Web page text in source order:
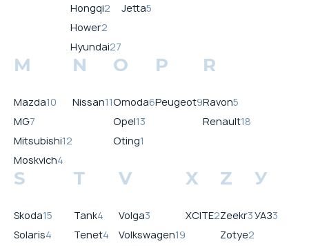
Hongqi2
Hower2
Hyundai27
Jetta5
M
Mazda10
MG7
Mitsubishi12
Moskvich4
N
Nissan11
O
Omoda6
Opel13
Oting1
P
Peugeot9
R
Ravon5
Renault18
S
Skoda15
Solaris4
T
Tank4
Tenet4
V
Volga3
Volkswagen19
X
XCITE2
Z
Zeekr3
Zotye2
У
УАЗ3